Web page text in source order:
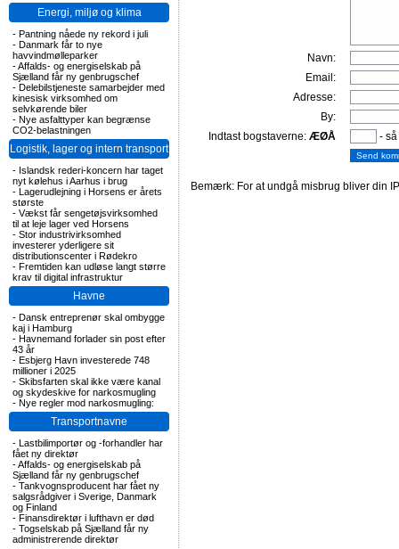
Energi, miljø og klima
- Pantning nåede ny rekord i juli
- Danmark får to nye
havvindmølleparker
-Affalds- og energiselskab på
Sjælland får ny genbrugschef
- Delebilstjeneste samarbejder med
kinesisk virksomhed om
selvkørende biler
- Nye asfalttyper kan begrænse
CO2-belastningen
Logistik, lager og intern transport
- Islandsk rederi-koncern har taget
nyt kølehus i Aarhus i brug
- Lagerudlejning i Horsens er årets
største
- Vækst får sengetøjsvirksomhed
til at leje lager ved Horsens
- Stor industrivirksomhed
investerer yderligere sit
distributionscenter i Rødekro
- Fremtiden kan udløse langt større
krav til digital infrastruktur
Havne
- Dansk entreprenør skal ombygge
kaj i Hamburg
- Havnemand forlader sin post efter
43 år
- Esbjerg Havn investerede 748
millioner i 2025
- Skibsfarten skal ikke være kanal
og skydeskive for narkosmugling
- Nye regler mod narkosmugling:
Transportnavne
- Lastbilimportør og -forhandler har
fået ny direktør
-Affalds- og energiselskab på
Sjælland får ny genbrugschef
- Tankvognsproducent har fået ny
salgsrådgiver i Sverige, Danmark
og Finland
- Finansdirektør i lufthavn er død
- Togselskab på Sjælland får ny
administrerende direktør
Navn:
Email:
Adresse:
By:
Indtast bogstaverne: ÆØÅ -
Bemærk: For at undgå misbrug bliver din